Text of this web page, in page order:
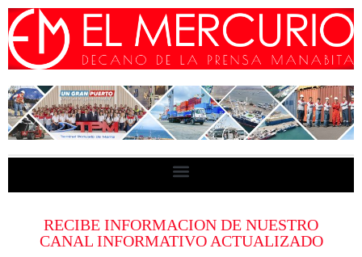
RECIBE INFORMACION DE NUESTRO
CANAL INFORMATIVO ACTUALIZADO